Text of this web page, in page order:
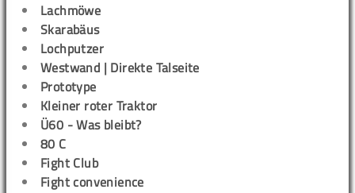
Lachmöwe
Skarabäus
Lochputzer
Westwand | Direkte Talseite
Prototype
Kleiner roter Traktor
Ü60 - Was bleibt?
80 C
Fight Club
Fight convenience